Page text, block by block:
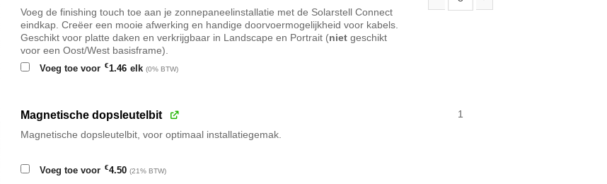
Voeg de finishing touch toe aan je zonnepaneelinstallatie met de Solarstell Connect
eindkap. Creëer een mooie afwerking en handige doorvoermogelijkheid voor kabels.
Geschikt voor platte daken en verkrijgbaar in Landscape en Portrait (nietgeschikt
voor een Oost/West basisframe).
Voeg toe voor €1.46 elk (0% BTW)
Magnetische dopsleutelbit
Magnetische dopsleutelbit, voor optimaal installatiegemak.
Voeg toe voor €4.50 (21% BTW)
1